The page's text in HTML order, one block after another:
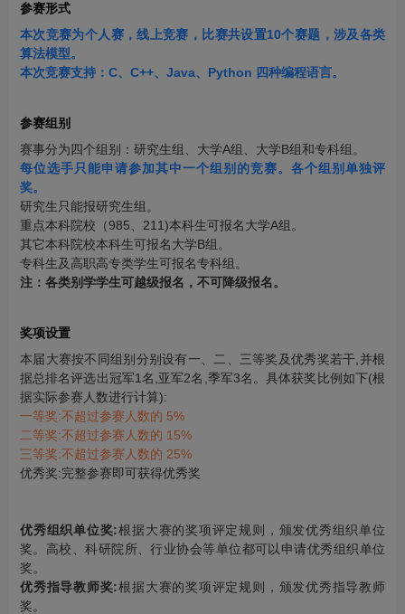
参赛形式
本次竞赛为个人赛，线上竞赛，比赛共设置10个赛题，涉及各类
算法模型。
本次竞赛支持：C、C++、Java、Python 四种编程语言。
参赛组别
赛事分为四个组别：研究生组、大学A组、大学B组和专科组。
每位选手只能申请参加其中一个组别的竞赛。各个组别单独评
奖。
研究生只能报研究生组。
重点本科院校（985、211)本科生可报名大学A组。
其它本科院校本科生可报名大学B组。
专科生及高职高专类学生可报名专科组。
注：各类别学学生可越级报名，不可降级报名。
奖项设置
本届大赛按不同组别分别设有一、二、三等奖及优秀奖若干,并根
据总排名评选出冠军1名,亚军2名,季军3名。具体获奖比例如下(根
据实际参赛人数进行计算):
一等奖:不超过参赛人数的 5%
二等奖:不超过参赛人数的 15%
三等奖:不超过参赛人数的 25%
优秀奖:完整参赛即可获得优秀奖
优秀组织单位奖:根据大赛的奖项评定规则，颁发优秀组织单位
奖。高校、科研院所、行业协会等单位都可以申请优秀组织单位
奖。
优秀指导教师奖:根据大赛的奖项评定规则，颁发优秀指导教师
奖。